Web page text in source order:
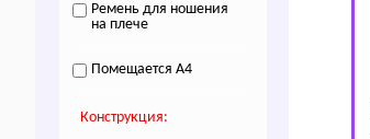
Ремень для ношения
на плече
Помещается A4
Конструкция: